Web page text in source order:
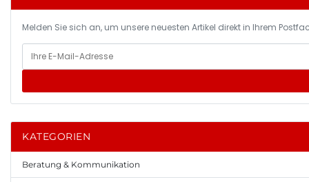
Melden Sie sich an, um unsere neuesten Artikel direkt in Ihrem
KATEGORIEN
Beratung & Kommunikation